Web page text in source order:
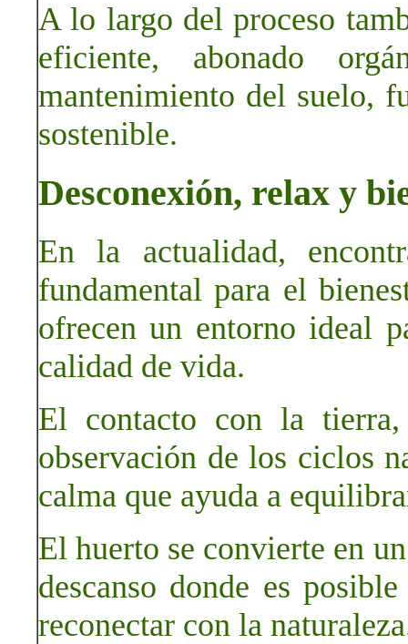
A lo largo del proceso
eficiente, abonado
mantenimiento del suelo,
sostenible.
Desconexión, relax y
En la actualidad,
fundamental para el
ofrecen un entorno ideal
calidad de vida.
El contacto con la
observación de los ciclos
calma que ayuda a
El huerto se convierte en
descanso donde es
reconectar con la